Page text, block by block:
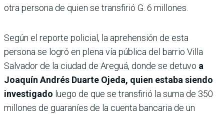
otra persona de quien se transfirió G. 6 millones.
Según el reporte policial, la aprehensión de esta
persona se logró en plena vía pública del barrio Villa
Salvador de la ciudad de Areguá, donde se detuvo a
Joaquín Andrés Duarte Ojeda, quien estaba siendo
investigado luego de que se transfirió la suma de 350
millones de guaraníes de la cuenta bancaria de un